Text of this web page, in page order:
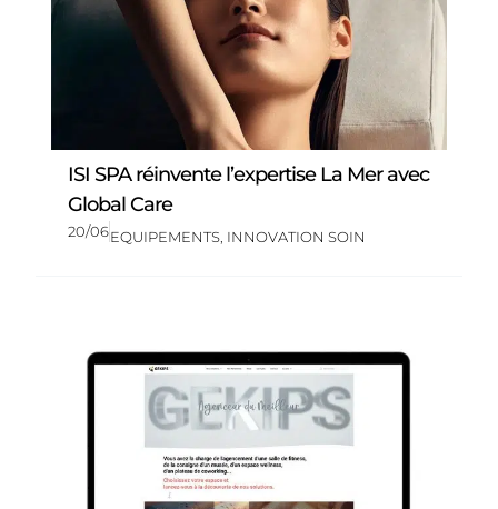
ISI SPA réinvente l’expertise La Mer avec
Global Care
20/06EQUIPEMENTS, INNOVATION SOIN